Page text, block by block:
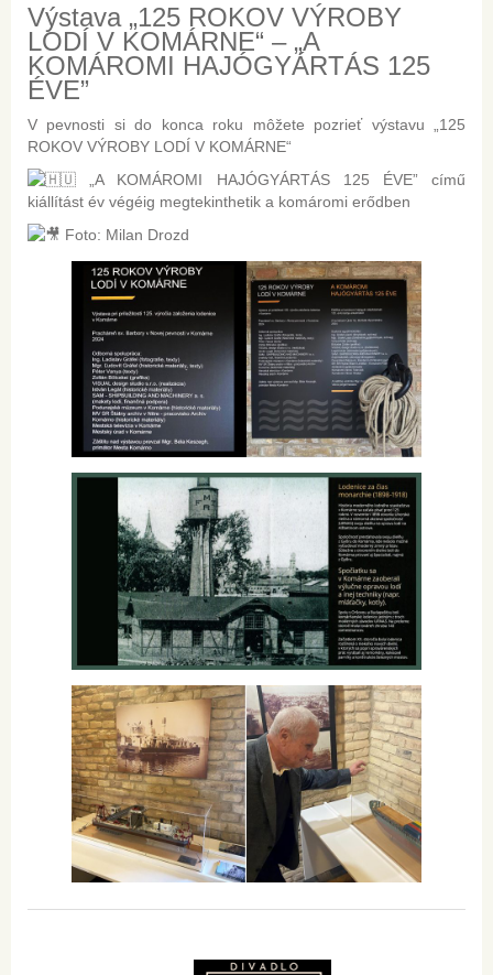
Výstava „125 ROKOV VÝROBY
LODÍ V KOMÁRNE“ – „A
KOMÁROMI HAJÓGYÁRTÁS 125
ÉVE”
V pevnosti si do konca roku môžete pozrieť výstavu „125
ROKOV VÝROBY LODÍ V KOMÁRNE“
„A KOMÁROMI HAJÓGYÁRTÁS 125 ÉVE” című
kiállítást év végéig megtekinthetik a komáromi erődben
Foto: Milan Drozd